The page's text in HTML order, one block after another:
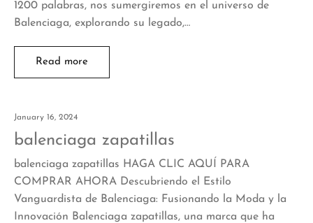
1200 palabras, nos sumergiremos en el universo de
Balenciaga, explorando su legado,…
Read more
January 16, 2024
balenciaga zapatillas
balenciaga zapatillas HAGA CLIC AQUÍ PARA
COMPRAR AHORA Descubriendo el Estilo
Vanguardista de Balenciaga: Fusionando la Moda y la
Innovación Balenciaga zapatillas, una marca que ha